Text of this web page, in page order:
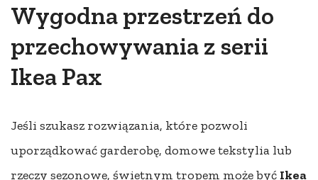
Wygodna przestrzeń do
przechowywania z serii
Ikea Pax
Jeśli szukasz rozwiązania, które pozwoli
uporządkować garderobę, domowe tekstylia lub
rzeczy sezonowe, świetnym tropem może być Ikea